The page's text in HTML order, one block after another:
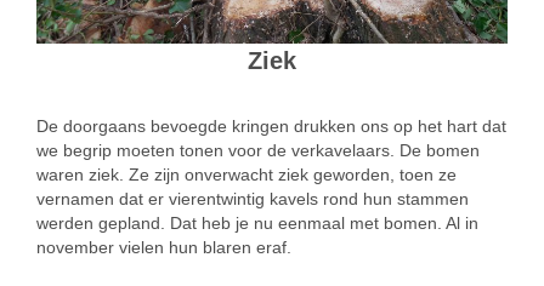
Ziek
De doorgaans bevoegde kringen drukken ons op het hart dat
we begrip moeten tonen voor de verkavelaars. De bomen
waren ziek. Ze zijn onverwacht ziek geworden, toen ze
vernamen dat er vierentwintig kavels rond hun stammen
werden gepland. Dat heb je nu eenmaal met bomen. Al in
november vielen hun blaren eraf.